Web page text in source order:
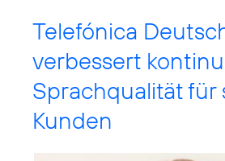
Telefónica
verbessert
Sprachqualität für
Kunden